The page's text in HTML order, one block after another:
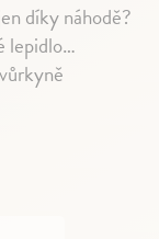
díky náhodě?
lepidlo…